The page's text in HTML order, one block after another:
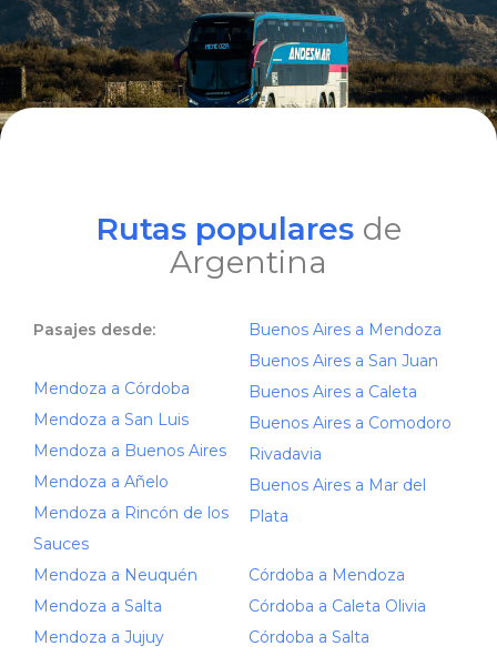
Rutas populares de
Argentina
Pasajes desde:
Mendoza a Córdoba
Mendoza a San Luis
Mendoza a Buenos Aires
Mendoza a Añelo
Mendoza a Rincón de los
Sauces
Mendoza a Neuquén
Mendoza a Salta
Mendoza a Jujuy
Buenos Aires a Mendoza
Buenos Aires a San Juan
Buenos Aires a Caleta
Buenos Aires a Comodoro
Rivadavia
Buenos Aires a Mar del
Plata
Córdoba a Mendoza
Córdoba a Caleta Olivia
Córdoba a Salta